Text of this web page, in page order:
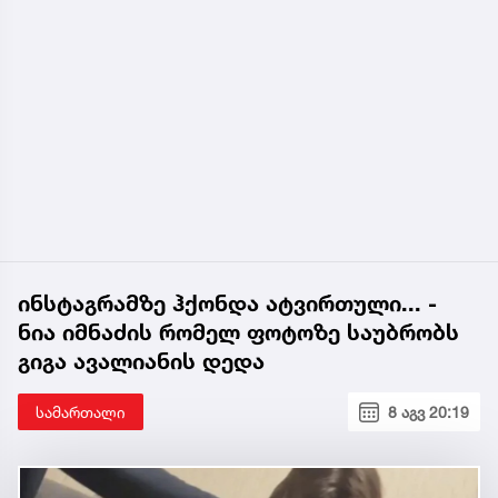
ინსტაგრამზე ჰქონდა ატვირთული... -
ნია იმნაძის რომელ ფოტოზე საუბრობს
გიგა ავალიანის დედა
სამართალი 8 აგვ 20:19